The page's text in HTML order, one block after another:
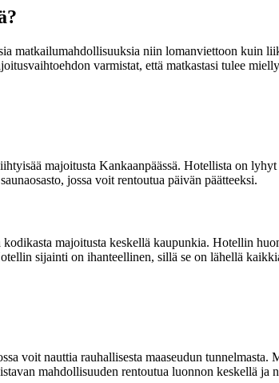
matkailumahdollisuuksia niin lomanviettoon kuin
varmistat, että matkastasi tulee
majoitusta Kankaanpäässä. Hotellista on
jossa voit rentoutua päivän päätteeksi.
majoitusta keskellä kaupunkia. Hotellin
sijainti on ihanteellinen, sillä se on lähellä
voit nauttia rauhallisesta maaseudun
mahdollisuuden rentoutua luonnon keskellä ja